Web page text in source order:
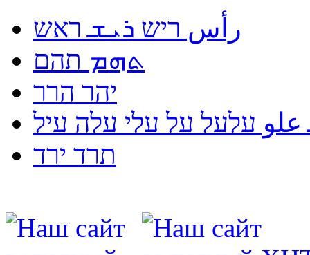
رأس ריש ܪܝܫ ראש
ܬܗܡ תהם
יהר הרר
עלעל על עלי עלה עיל
תרד ירד